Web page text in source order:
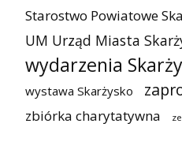
Starostwo Powiatowe
UM Urząd Miasta
wydarzenia
wystawa Skarżysko
zbiórka charytatywna